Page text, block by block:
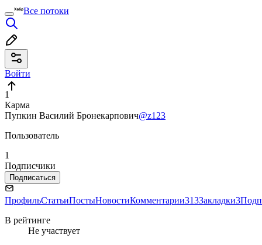
Все потоки
Войти
1
Карма
Пупкин Василий Бронекарпович@z123
Пользователь
1
Подписчики
Подписаться
ПрофильСтатьиПостыНовостиКомментарии313Закладки3
В рейтинге
Не участвует